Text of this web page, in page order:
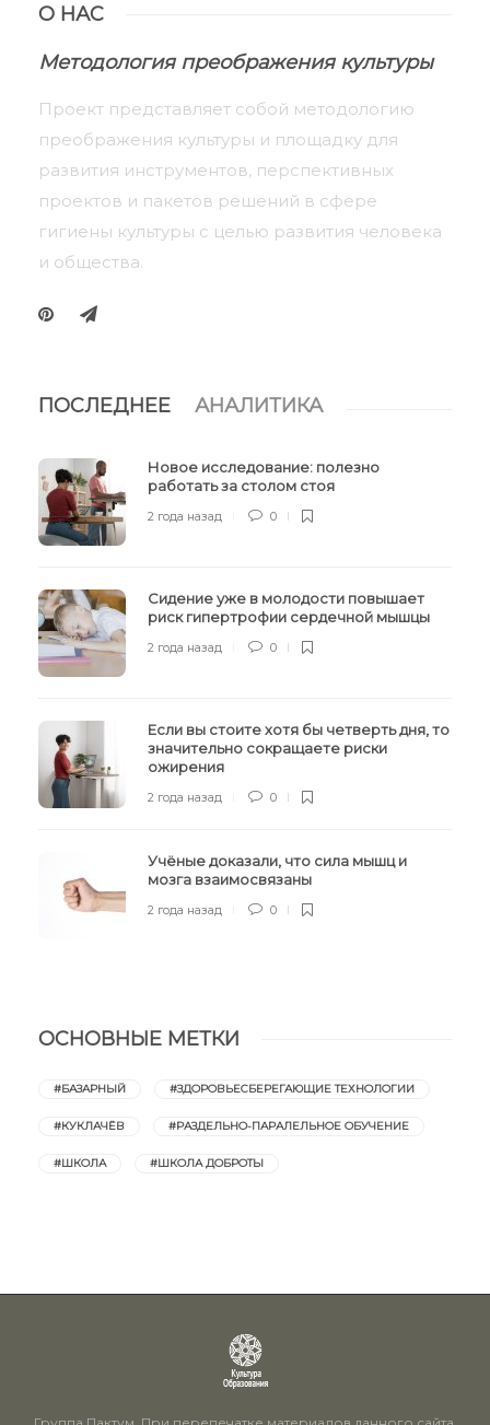
О НАС
Методология преображения культуры
Проект представляет собой методологию
преображения культуры и площадку для
развития инструментов, перспективных
проектов и пакетов решений в сфере
гигиены культуры с целью развития человека
и общества.
ПОСЛЕДНЕЕ АНАЛИТИКА
Новое исследование: полезно
работать за столом стоя
2 года назад 0
Сидение уже в молодости повышает
риск гипертрофии сердечной мышцы
2 года назад 0
Если вы стоите хотя бы четверть дня, то
значительно сокращаете риски
ожирения
2 года назад 0
Учёные доказали, что сила мышц и
мозга взаимосвязаны
2 года назад 0
ОСНОВНЫЕ МЕТКИ
#БАЗАРНЫЙ #ЗДОРОВЬЕСБЕРЕГАЮЩИЕ ТЕХНОЛОГИИ
#КУКЛАЧЁВ #РАЗДЕЛЬНО-ПАРАЛЕЛЬНОЕ ОБУЧЕНИЕ
#ШКОЛА #ШКОЛА ДОБРОТЫ